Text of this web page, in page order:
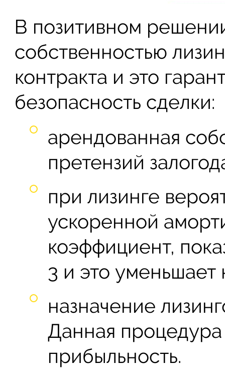
В позитивном
собственностью
контракта и это
безопасность сделки:
арендованная
претензий
при лизинге
ускоренной
коэффициент,
3 и это
назначение
Данная процедура
прибыльность.